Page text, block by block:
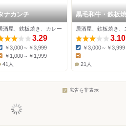
ナカンチ
酒屋、鉄板焼き、カレー
3.29
￥3,000～￥3,999
Lunch:
￥1,000～￥1,999
41人
黒毛和牛・鉄板
お好み焼き 鉄じ
3.10
Dinner:
￥3,000～￥3,999
Lunch:
-
21人
広告を非表示